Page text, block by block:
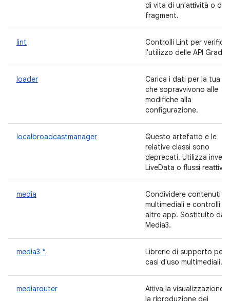
di vita di un'attività o di
fragment.
lint
Controlli Lint per
l'utilizzo delle API Gradle
loader
Carica i dati per la tua UI
che sopravvivono alle
modifiche alla
configurazione.
localbroadcastmanager
Questo artefatto e le
relative classi sono
deprecati. Utilizza invece
LiveData o flussi reattivi.
media
Condividere contenuti
multimediali e controlli
altre app. Sostituito da
Media3.
media3 *
Librerie di supporto per i
casi d'uso multimediali.
mediarouter
Attiva la visualizzazione e
la riproduzione dei